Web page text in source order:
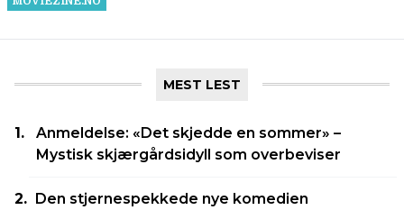
MEST LEST
Anmeldelse: «Det skjedde en sommer» –
Mystisk skjærgårdsidyll som overbeviser
Den stjernespekkede nye komedien